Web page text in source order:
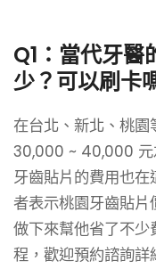
Q1：當代牙
少？可以刷卡
在台北、新北、桃
30,000 ~ 40,000 元
牙齒貼片的費用也
者表示桃園牙齒貼
做下來幫他省了不
程，歡迎預約諮詢